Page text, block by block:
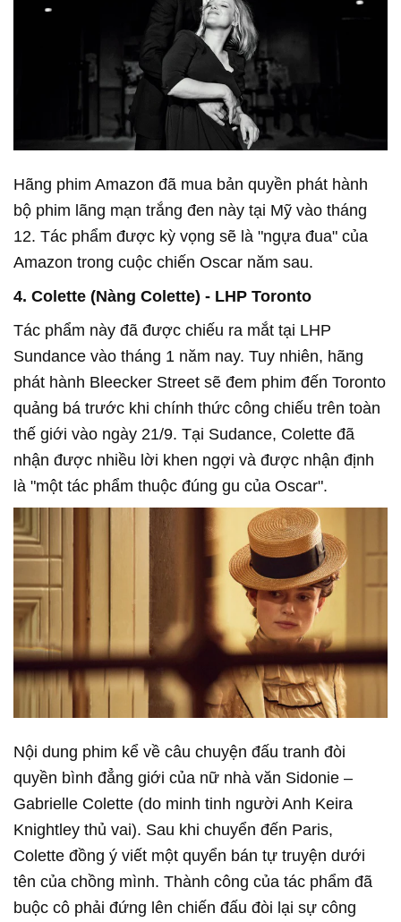
Hãng phim Amazon đã mua bản quyền phát hành
bộ phim lãng mạn trắng đen này tại Mỹ vào tháng
12. Tác phẩm được kỳ vọng sẽ là "ngựa đua" của
Amazon trong cuộc chiến Oscar năm sau.
4. Colette (Nàng Colette) - LHP Toronto
Tác phẩm này đã được chiếu ra mắt tại LHP
Sundance vào tháng 1 năm nay. Tuy nhiên, hãng
phát hành Bleecker Street sẽ đem phim đến Toronto
quảng bá trước khi chính thức công chiếu trên toàn
thế giới vào ngày 21/9. Tại Sudance, Colette đã
nhận được nhiều lời khen ngợi và được nhận định
là "một tác phẩm thuộc đúng gu của Oscar".
Nội dung phim kể về câu chuyện đấu tranh đòi
quyền bình đẳng giới của nữ nhà văn Sidonie –
Gabrielle Colette (do minh tinh người Anh Keira
Knightley thủ vai). Sau khi chuyển đến Paris,
Colette đồng ý viết một quyển bán tự truyện dưới
tên của chồng mình. Thành công của tác phẩm đã
buộc cô phải đứng lên chiến đấu đòi lại sự công